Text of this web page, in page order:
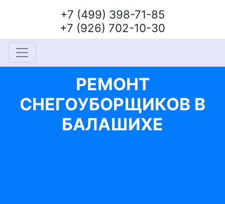
+7 (499) 398-71-85
+7 (926) 702-10-30
РЕМОНТ
СНЕГОУБОРЩИКОВ В
БАЛАШИХЕ